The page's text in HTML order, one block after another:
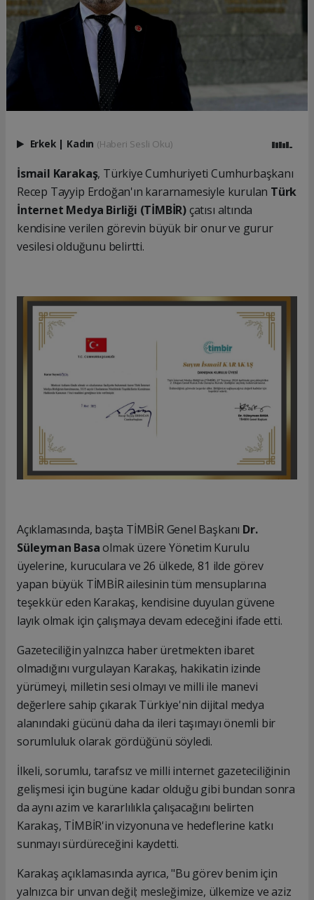
Erkek | Kadın (Haberi Sesli Oku)
İsmail Karakaş, Türkiye Cumhuriyeti Cumhurbaşkanı
Recep Tayyip Erdoğan'ın kararnamesiyle kurulan Türk
İnternet Medya Birliği (TİMBİR)çatısı altında
kendisine verilen görevin büyük bir onur ve gurur
vesilesi olduğunu belirtti.
Açıklamasında, başta TİMBİR Genel Başkanı Dr.
Süleyman Basaolmak üzere Yönetim Kurulu
üyelerine, kuruculara ve 26 ülkede, 81 ilde görev
yapan büyük TİMBİR ailesinin tüm mensuplarına
teşekkür eden Karakaş, kendisine duyulan güvene
layık olmak için çalışmaya devam edeceğini ifade etti.
Gazeteciliğin yalnızca haber üretmekten ibaret
olmadığını vurgulayan Karakaş, hakikatin izinde
yürümeyi, milletin sesi olmayı ve milli ile manevi
değerlere sahip çıkarak Türkiye'nin dijital medya
alanındaki gücünü daha da ileri taşımayı önemli bir
sorumluluk olarak gördüğünü söyledi.
İlkeli, sorumlu, tarafsız ve milli internet gazeteciliğinin
gelişmesi için bugüne kadar olduğu gibi bundan sonra
da aynı azim ve kararlılıkla çalışacağını belirten
Karakaş, TİMBİR'in vizyonuna ve hedeflerine katkı
sunmayı sürdüreceğini kaydetti.
Karakaş açıklamasında ayrıca, "Bu görev benim için
yalnızca bir unvan değil; mesleğimize, ülkemize ve aziz